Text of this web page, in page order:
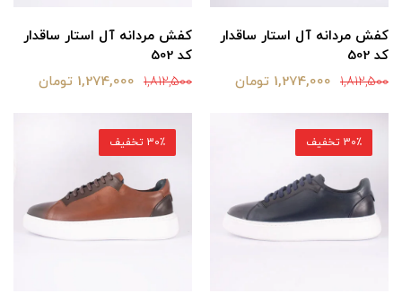
کفش مردانه آل استار ساقدار
کد 502
1,812,500 1,274,000 تومان
کفش مردانه آل استار ساقدار
کد 502
1,812,500 1,274,000 تومان
30٪ تخفیف 30٪ تخفیف